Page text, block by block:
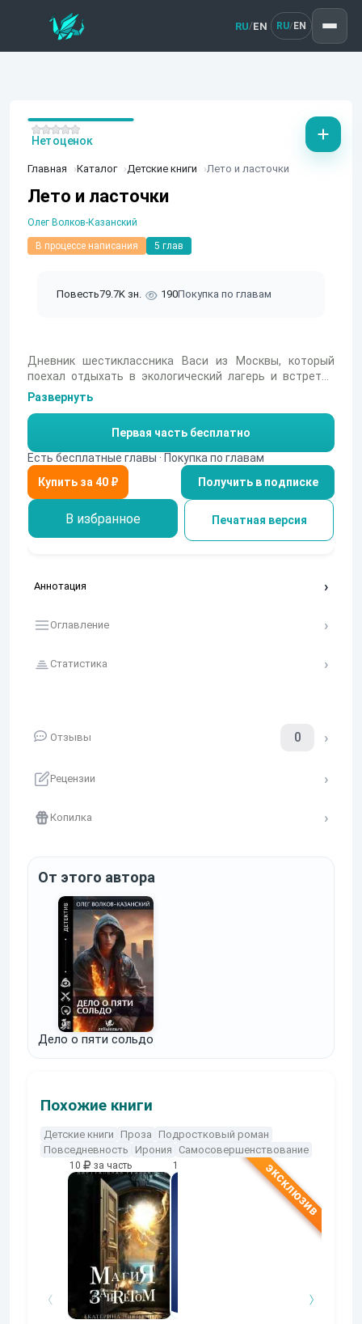
RU/EN RU/ EN
Главная Каталог Детские книги Лето и ласточки
Лето и ласточки
Олег Волков-Казанский
В процессе написания 5 глав
Повесть79.7K зн. 190Покупка по главам
Нет оценок
Дневник шестиклассника Васи из Москвы, который
поехал отдыхать в экологический лагерь и встретил
там свою первую любовь.
Развернуть
Первая часть бесплатно
Есть бесплатные главы · Покупка по главам
Получить в подписке
В избранное Печатная версия
Аннотация
Оглавление
Статистика
Отзывы 0
Рецензии
Копилка
От этого автора
Дело о пяти сольдо
Похожие книги
Детские книги Проза
Подростковый роман
Повседневность
Ирония Самосовершенствование
10 за часть 10 10